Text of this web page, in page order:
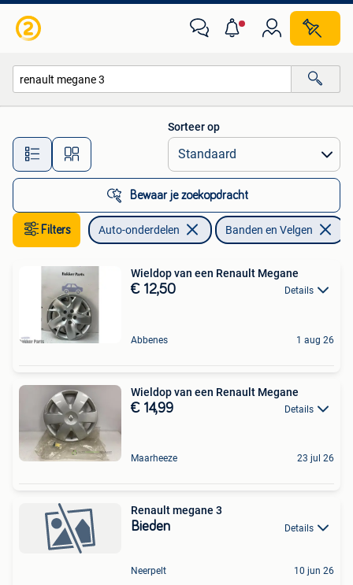
Alle afstanden…
Sorteer op
Bewaar je zoekopdracht
Filters Auto-onderdelen Banden en Velgen
Wieldop van een Renault Megane
€ 12,50 Details
Abbenes 1 aug 26
Wieldop van een Renault Megane
€ 14,99 Details
Maarheeze 23 jul 26
Renault megane 3
Bieden Details
Neerpelt 10 jun 26